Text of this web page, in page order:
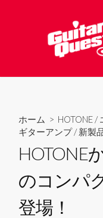
へ
ホーム > HOTONE /
ギターアンプ/新製
HOTONE
のコンパ
登場！